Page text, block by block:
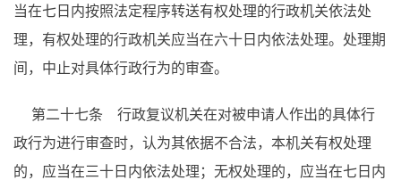
当在七日内按照法定程序转送有权处理的行政机关依法处
理，有权处理的行政机关应当在六十日内依法处理。处理期
间，中止对具体行政行为的审查。
第二十七条 行政复议机关在对被申请人作出的具体行
政行为进行审查时，认为其依据不合法，本机关有权处理
的，应当在三十日内依法处理；无权处理的，应当在七日内